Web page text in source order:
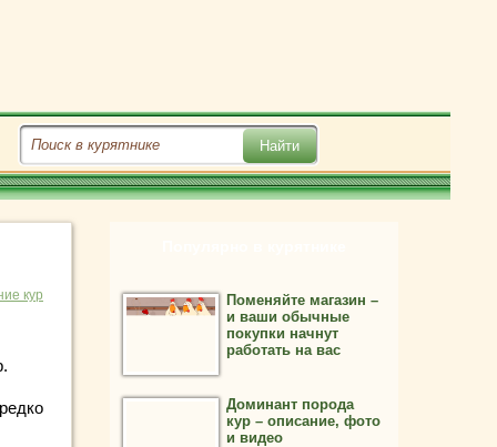
кур
Поменяйте магазин –
и ваши обычные
покупки начнут
работать на вас
Доминант порода
кур – описание, фото
и видео